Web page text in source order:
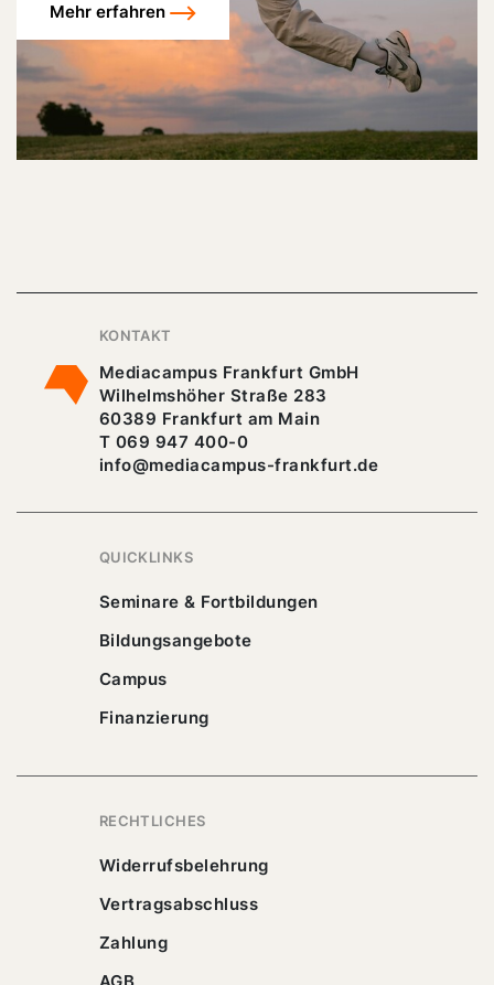
Mehr erfahren
KONTAKT
Mediacampus Frankfurt GmbH
Wilhelmshöher Straße 283
60389 Frankfurt am Main
T 069 947 400-0
info@mediacampus-frankfurt.de
QUICKLINKS
Seminare & Fortbildungen
Bildungsangebote
Campus
Finanzierung
RECHTLICHES
Widerrufsbelehrung
Vertragsabschluss
Zahlung